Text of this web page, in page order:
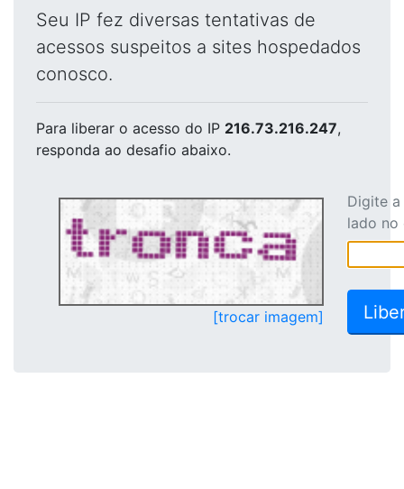
Seu IP fez diversas tentativas de
acessos suspeitos a sites hospedados
conosco.
Para liberar o acesso do IP 216.73.216.247,
responda ao desafio abaixo.
[trocar imagem]
Digite
lado no